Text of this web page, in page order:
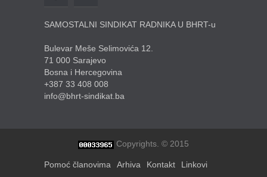
SAMOSTALNI SINDIKAT RADNIKA U BHRT-u
Bulevar Meše Selimovića 12.
71 000 Sarajevo
Bosna i Hercegovina
+387 33 408 008
info@bhrt-sindikat.ba
Copyrights. © 2015
Pomoć članovima Arhiva Kontakt Linkovi